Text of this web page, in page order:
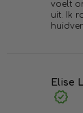
voelt
uit. Ik
Elise